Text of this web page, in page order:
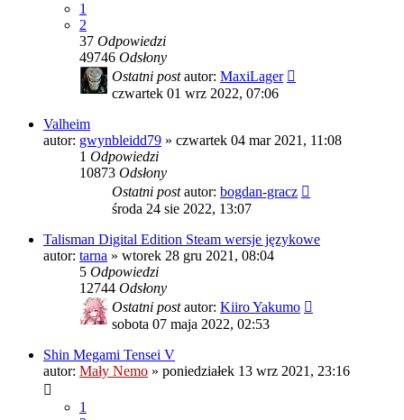
1
2
37 Odpowiedzi
49746 Odsłony
Ostatni postautor: MaxiLager
czwartek 01 wrz 2022, 07:06
Valheim
autor: gwynbleidd79 » czwartek 04 mar 2021, 11:08
1 Odpowiedzi
10873 Odsłony
Ostatni postautor: bogdan-gracz
środa 24 sie 2022, 13:07
Talisman Digital Edition Steam wersje językowe
autor: tarna » wtorek 28 gru 2021, 08:04
5 Odpowiedzi
12744 Odsłony
Ostatni postautor: Kiiro Yakumo
sobota 07 maja 2022, 02:53
Shin Megami Tensei V
autor: Mały Nemo » poniedziałek 13 wrz 2021, 23:16
1